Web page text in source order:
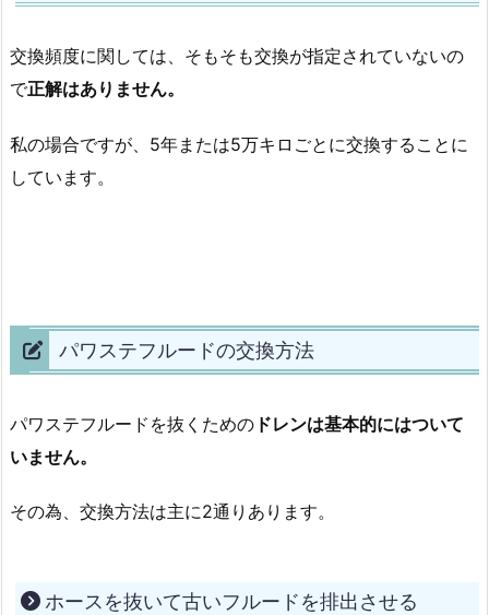
交換頻度に関しては、そもそも交換が指定されていないの
で正解はありません。
私の場合ですが、5年または5万キロごとに交換することに
しています。
パワステフルードの交換方法
パワステフルードを抜くための ドレンは基本的にはついて
いません。
その為、交換方法は主に2通りあります。
ホースを抜いて古いフルードを排出させる